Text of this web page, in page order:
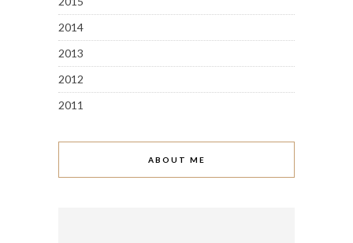
2014
2013
2012
2011
ABOUT ME